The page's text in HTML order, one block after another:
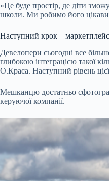
«Це буде простір, де діти
школи. Ми робимо його
Наступний крок – маркетплейс
Девелопери сьогодні все
глибокою інтеграцією такої
О.Краса. Наступний рівень
Мешканцю достатньо
керуючої компанії.